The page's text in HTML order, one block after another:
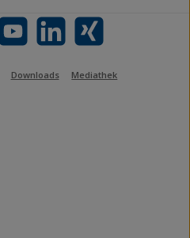
YouTube LinkedIn Xing
Downloads Mediathek